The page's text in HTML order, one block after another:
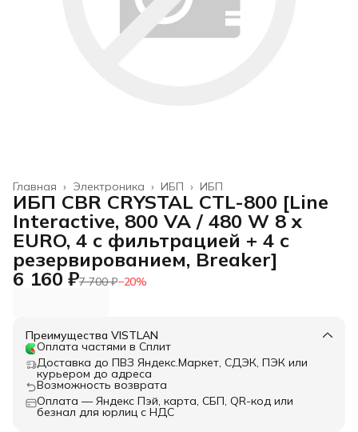
ИБП
ИБП ›
Электроника ›
Главная ›
ИБП CBR CRYSTAL CTL-800 [Line
Interactive, 800 VA / 480 W 8 x
EURO, 4 c фильтрацией + 4 с
резервированием, Breaker]
6 160 ₽7 700 ₽−20%
Преимущества VISTLAN
Оплата частями в Сплит
Доставка до ПВЗ Яндекс.Маркет, СДЭК, ПЭК или
курьером до адреса
Возможность возврата
Оплата — Яндекс Пэй, карта, СБП, QR-код или
безнал для юрлиц с НДС